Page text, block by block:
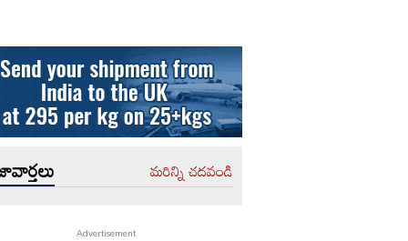
మరిన్ని చదవండి